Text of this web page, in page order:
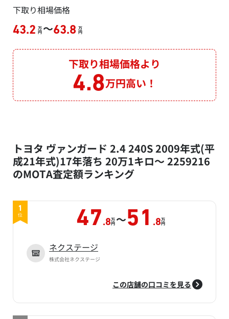
下取り相場価格
43.2 万
円 ～63.8 万
円
下取り相場価格より
4.8万円高い！
トヨタ ヴァンガード 2.4 240S 2009年式(平
成21年式)17年落ち 20万1キロ～ 2259216
のMOTA査定額ランキング
1
位 47 .8万
円 ～51 .8万
円
ネクステージ
株式会社ネクステージ
この店舗の口コミを見る